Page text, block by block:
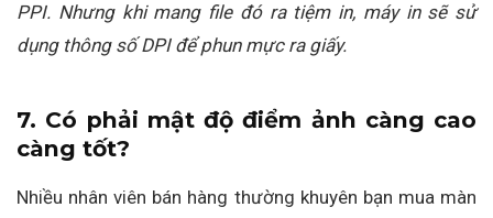
PPI. Nhưng khi mang file đó ra tiệm in, máy in sẽ sử
dụng thông số DPI để phun mực ra giấy.
7. Có phải mật độ điểm ảnh càng cao
càng tốt?
Nhiều nhân viên bán hàng thường khuyên bạn mua màn